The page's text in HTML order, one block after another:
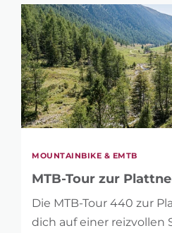
MOUNTAINBIKE & EMTB
MTB-Tour zur
Die MTB-Tour 440 zur
dich auf einer reizvollen